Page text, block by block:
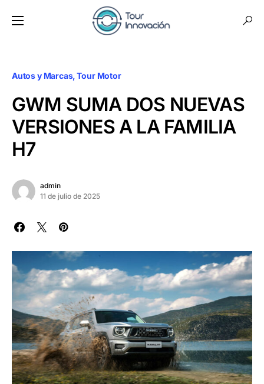
Autos y Marcas Tour Motor
GWM SUMA DOS NUEVAS
VERSIONES A LA FAMILIA
H7
admin
11 de julio de 2025